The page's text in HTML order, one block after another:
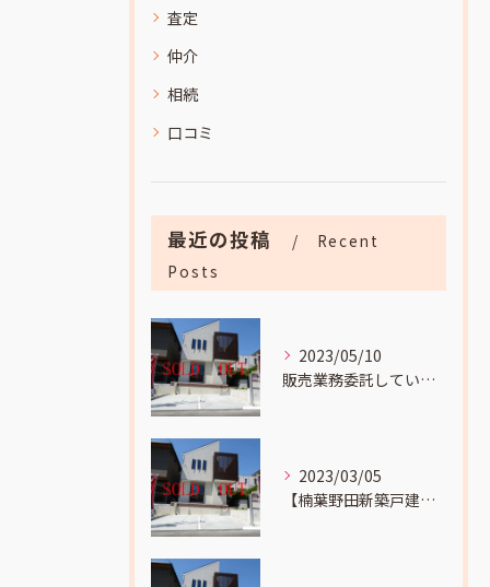
査定
仲介
相続
口コミ
最近の投稿
Recent
Posts
2023/05/10
販売業務委託していました
2023/03/05
【楠葉野田新築戸建成約】までの流れをお伝えします。